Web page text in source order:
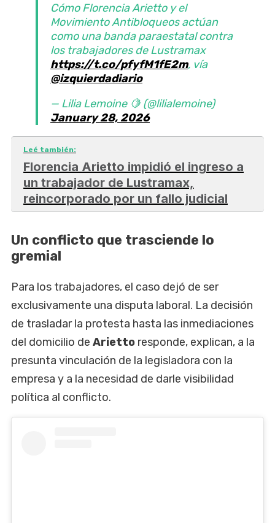
Cómo Florencia Arietto y el
Movimiento Antibloqueos actúan
como una banda paraestatal contra
los trabajadores de Lustramax
https://t.co/pfyfM1fE2m, vía
@izquierdadiario
— Lilia Lemoine 🍋 (@lilialemoine)
January 28, 2026
Leé también:
Florencia Arietto impidió el ingreso a
un trabajador de Lustramax,
reincorporado por un fallo judicial
Un conflicto que trasciende lo
gremial
Para los trabajadores, el caso dejó de ser
exclusivamente una disputa laboral. La decisión
de trasladar la protesta hasta las inmediaciones
del domicilio de Arietto responde, explican, a la
presunta vinculación de la legisladora con la
empresa y a la necesidad de darle visibilidad
política al conflicto.